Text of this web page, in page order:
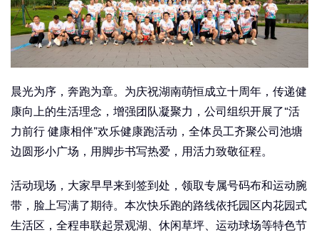
晨光为序，奔跑为章。为庆祝湖南萌恒成立十周年，传递健
康向上的生活理念，增强团队凝聚力，公司组织开展了“活
力前行 健康相伴”欢乐健康跑活动，全体员工齐聚公司池塘
边圆形小广场，用脚步书写热爱，用活力致敬征程。
活动现场，大家早早来到签到处，领取专属号码布和运动腕
带，脸上写满了期待。本次快乐跑的路线依托园区内花园式
生活区，全程串联起景观湖、休闲草坪、运动球场等特色节